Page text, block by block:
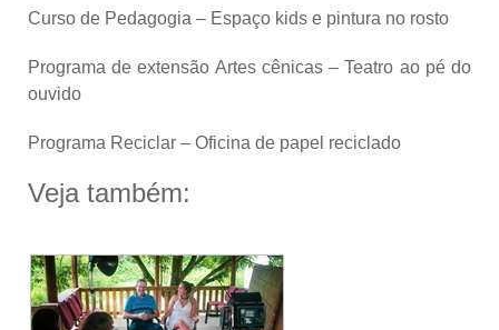
Curso de Pedagogia – Espaço kids e pintura no rosto
Programa de extensão Artes cênicas – Teatro ao pé do
ouvido
Programa Reciclar – Oficina de papel reciclado
Veja também: